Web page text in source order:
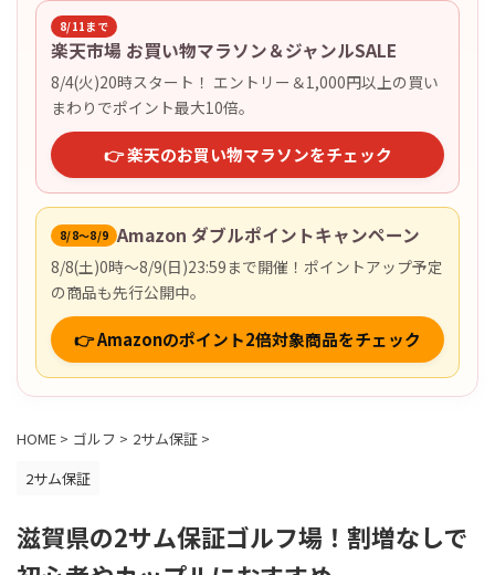
8/11まで
楽天市場 お買い物マラソン＆ジャンルSALE
8/4(火)20時スタート！ エントリー＆1,000円以上の買い
まわりでポイント最大10倍。
👉 楽天のお買い物マラソンをチェック
8/8〜8/9 Amazon ダブルポイントキャンペーン
8/8(土)0時〜8/9(日)23:59まで開催！ポイントアップ予定
の商品も先行公開中。
👉 Amazonのポイント2倍対象商品をチェック
HOME > ゴルフ > 2サム保証 >
2サム保証
滋賀県の2サム保証ゴルフ場！割増なしで